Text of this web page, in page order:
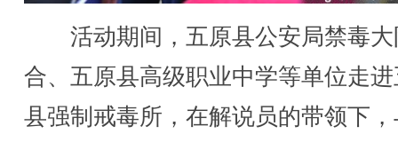
活动期间，五原县公安局禁毒大
合、五原县高级职业中学等单位走
县强制戒毒所，在解说员的带领下